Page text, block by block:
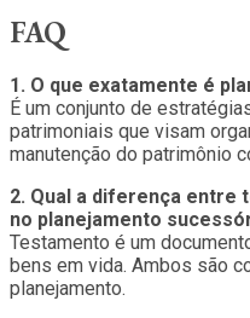
FAQ
1. O que exatamente é
É um conjunto de
patrimoniais que visam
manutenção do patrimônio
2. Qual a diferença entre
no planejamento
Testamento é um
bens em vida. Ambos são
planejamento.